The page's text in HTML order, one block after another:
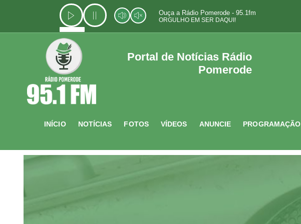
o
Ouça a Rádio Pomerode - 95.1fm
ORGULHO EM SER DAQUI!
Portal de Notícias Rádio
Pomerode
INÍCIO NOTÍCIAS FOTOS VÍDEOS ANUNCIE PROGRAMAÇÃO